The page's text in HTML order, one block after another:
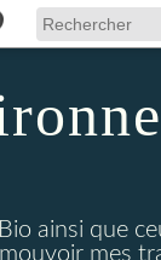
ainsi que
mes